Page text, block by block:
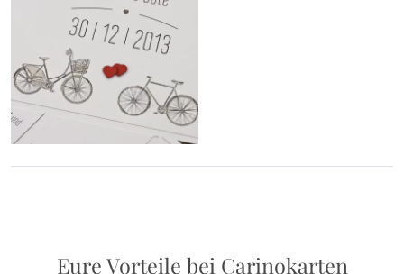
Eure Vorteile bei Carinokarten